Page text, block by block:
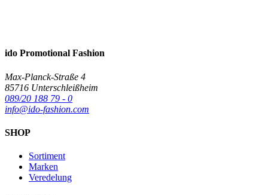
ido Promotional Fashion
Max-Planck-Straße 4
85716 Unterschleißheim
089/20 188 79 - 0
info@ido-fashion.com
SHOP
Sortiment
Marken
Veredelung